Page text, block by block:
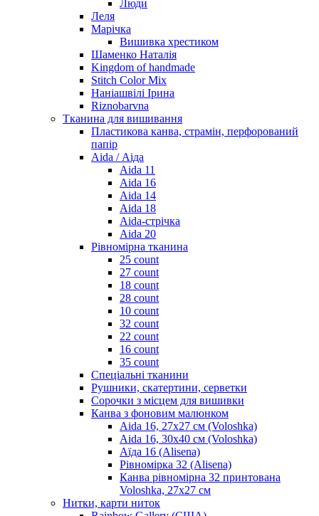
Люди
Леля
Марічка
Вишивка хрестиком
Шаменко Наталія
Kingdom of handmade
Stitch Color Mix
Наніашвілі Ірина
Riznobarvna
Тканина для вишивання
Пластикова канва, страмін, перфорований
папір
Aida / Аіда
Aida 11
Aida 16
Aida 14
Aida 18
Aida-стрічка
Aida 20
Рівномірна тканина
25 count
27 count
18 count
28 count
10 count
32 count
22 count
16 count
35 count
Спеціальні тканини
Рушники, скатертини, серветки
Сорочки з місцем для вишивки
Канва з фоновим малюнком
Aida 16, 27х27 см (Voloshka)
Aida 16, 30х40 см (Voloshka)
Аїда 16 (Alisena)
Рівномірка 32 (Alisena)
Канва рівномірна 32 принтована
Voloshka, 27х27 см
Нитки, карти ниток